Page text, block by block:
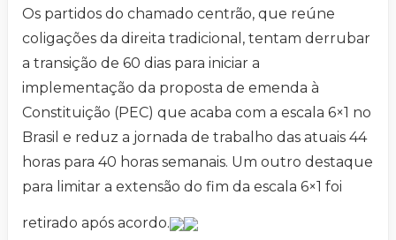
Os partidos do chamado centrão, que reúne
coligações da direita tradicional, tentam derrubar
a transição de 60 dias para iniciar a
implementação da proposta de emenda à
Constituição (PEC) que acaba com a escala 6×1 no
Brasil e reduz a jornada de trabalho das atuais 44
horas para 40 horas semanais. Um outro destaque
para limitar a extensão do fim da escala 6×1 foi
retirado após acordo.